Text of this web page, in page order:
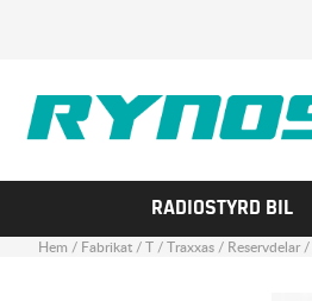
RADIOSTYRD BIL
Hem / Fabrikat/T/Traxxas/ Reservdelar/